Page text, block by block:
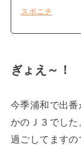
スポニチ
ぎょえ～！
今季浦和で出
かのＪ３でし
過ごしてます